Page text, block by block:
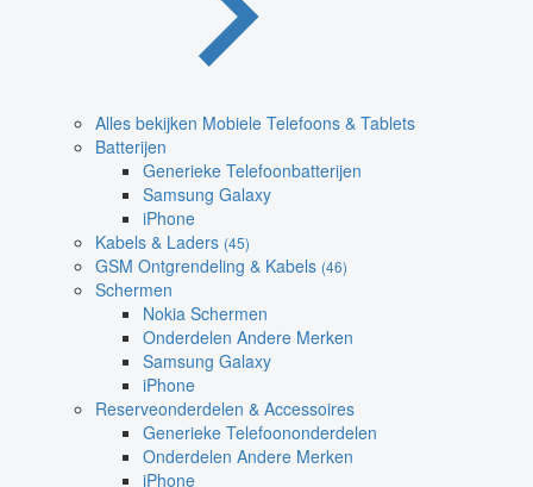
Alles bekijken Mobiele Telefoons & Tablets
Batterijen
Generieke Telefoonbatterijen
Samsung Galaxy
iPhone
Kabels & Laders (45)
GSM Ontgrendeling & Kabels (46)
Schermen
Nokia Schermen
Onderdelen Andere Merken
Samsung Galaxy
iPhone
Reserveonderdelen & Accessoires
Generieke Telefoononderdelen
Onderdelen Andere Merken
iPhone